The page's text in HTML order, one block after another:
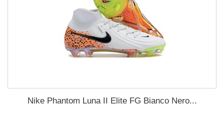
Nike Phantom Luna II Elite FG Bianco Nero...